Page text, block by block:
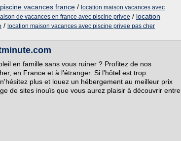
vacances france / location maison vacances avec
de vacances en france avec piscine privee / location
/ location maison vacances avec piscine privee pas cher
en famille sans vous ruiner ? Profitez de nos
en France et à l'étranger. Si l'hôtel est trop
plus et louez un hébergement au meilleur prix
de sites inouïs que vous aurez plaisir à découvrir entre